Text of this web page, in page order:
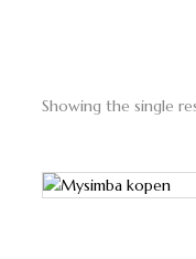
Showing the single